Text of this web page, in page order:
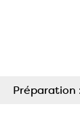
Préparation